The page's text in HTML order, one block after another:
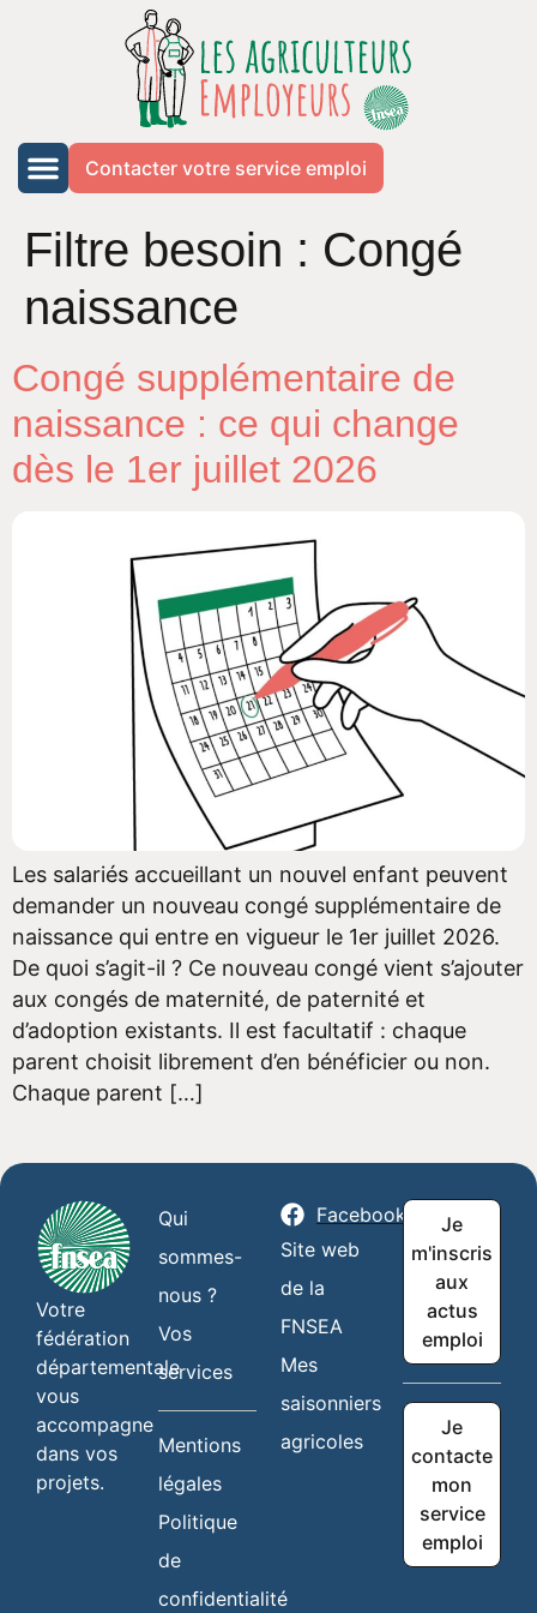
Contacter votre service emploi
Filtre besoin : Congé
naissance
Congé supplémentaire de
naissance : ce qui change
dès le 1er juillet 2026
Les salariés accueillant un nouvel enfant peuvent
demander un nouveau congé supplémentaire de
naissance qui entre en vigueur le 1er juillet 2026.
De quoi s’agit-il ? Ce nouveau congé vient s’ajouter
aux congés de maternité, de paternité et
d’adoption existants. Il est facultatif : chaque
parent choisit librement d’en bénéficier ou non.
Chaque parent […]
Votre
fédération
départementale
vous
accompagne
dans vos
projets.
Qui
sommes-
nous ?
Vos
services
Mentions
légales
Politique
de
confidentialité
Facebook
Site web
de la
FNSEA
Mes
saisonniers
agricoles
Je
m'inscris
aux
actus
emploi
Je
contacte
mon
service
emploi